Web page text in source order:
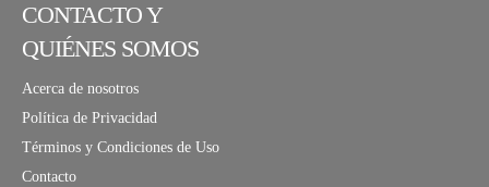
CONTACTO Y
QUIÉNES SOMOS
Acerca de nosotros
Política de Privacidad
Términos y Condiciones de Uso
Contacto